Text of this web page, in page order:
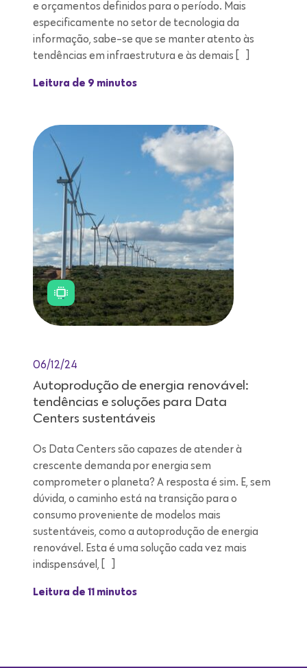
e orçamentos definidos para o período. Mais
especificamente no setor de tecnologia da
informação, sabe-se que se manter atento às
tendências em infraestrutura e às demais […]
Leitura de 9 minutos
06/12/24
Autoprodução de energia renovável:
tendências e soluções para Data
Centers sustentáveis
Os Data Centers são capazes de atender à
crescente demanda por energia sem
comprometer o planeta? A resposta é sim. E, sem
dúvida, o caminho está na transição para o
consumo proveniente de modelos mais
sustentáveis, como a autoprodução de energia
renovável. Esta é uma solução cada vez mais
indispensável, […]
Leitura de 11 minutos